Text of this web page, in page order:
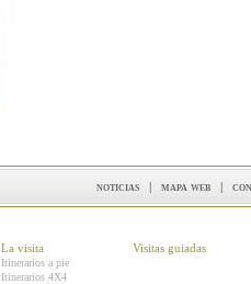
noticias | mapa web |
La visita
Itinerarios a pie
Itinerarios 4X4
Visitas guiadas